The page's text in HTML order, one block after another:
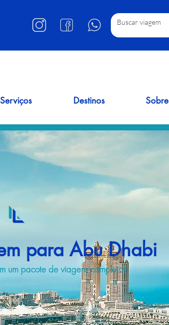
Serviços Destinos Sobre
para Abu Dhabi
um pacote de viagens completo!